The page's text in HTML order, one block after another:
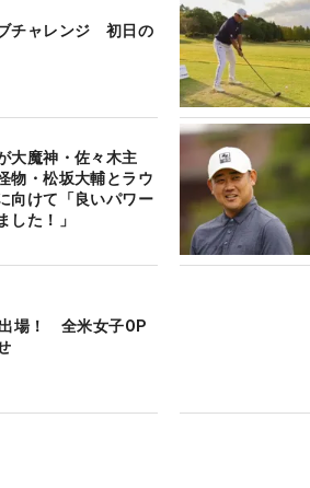
チャレンジ 初日の
大魔神・佐々木主
物・松坂大輔とラウ
けて「良いパワー
した！」
場！ 全米女子OP